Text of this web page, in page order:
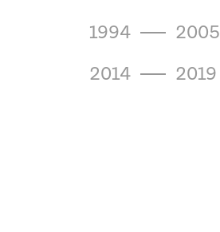
1994
2005
2014
2019